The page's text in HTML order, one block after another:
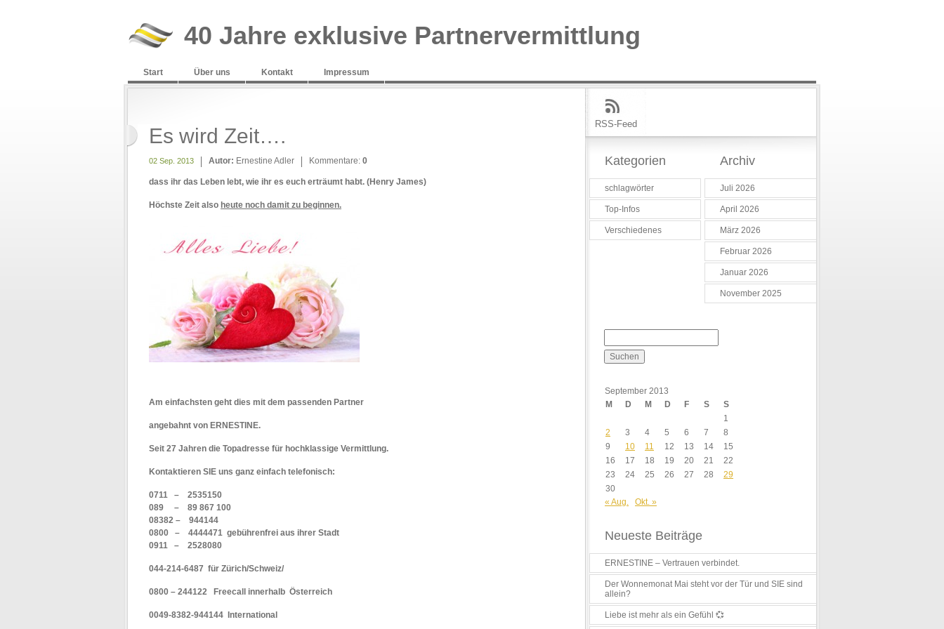
40 Jahre exklusive Partnervermittlung
Start Über uns Kontakt Impressum
Es wird Zeit….
02 Sep. 2013 Autor: Ernestine Adler Kommentare: 0
dass ihr das Leben lebt, wie ihr es euch erträumt habt. (Henry James)
Höchste Zeit also heute noch damit zu beginnen.
Am einfachsten geht dies mit dem passenden Partner
angebahnt von ERNESTINE.
Seit 27 Jahren die Topadresse für hochklassige Vermittlung.
Kontaktieren SIE uns ganz einfach telefonisch:
0711 – 2535150
089 – 89 867 100
08382 – 944144
0800 – 4444471 gebührenfrei aus ihrer Stadt
0911 – 2528080
044-214-6487 für Zürich/Schweiz/
0800 – 244122 Freecall innerhalb Österreich
0049-8382-944144 International
RSS-Feed
Kategorien
schlagwörter
Top-Infos
Verschiedenes
Archiv
Juli 2026
April 2026
März 2026
Februar 2026
Januar 2026
November 2025
September 2013
M
D M D F S
S
1
2
3 4 5 6 7
8
9
10 11 12 13 14
15
16
17 18 19 20 21
22
23
24 25 26 27 28
29
30
« Aug.
Okt. »
Neueste Beiträge
ERNESTINE – Vertrauen verbindet.
Der Wonnemonat Mai steht vor der Tür und SIE sind
allein?
Liebe ist mehr als ein Gefühl 💞